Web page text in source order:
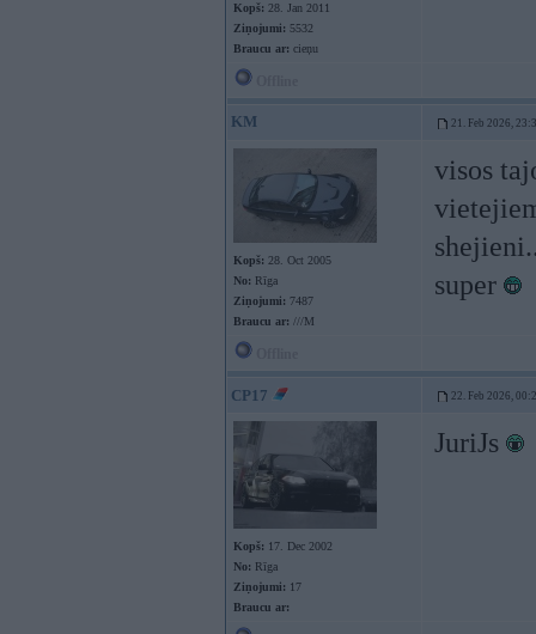
Kopš: 28. Jan 2011
Ziņojumi: 5532
Braucu ar: cieņu
KM 21. Feb 2026,
Kopš: 28. Oct 2005
No: Rīga
Ziņojumi: 7487
Braucu ar: ///M
visos
super
CP17 22. Feb 2026,
Kopš: 17. Dec 2002
No: Rīga
Ziņojumi: 17
Braucu ar:
JuriJs